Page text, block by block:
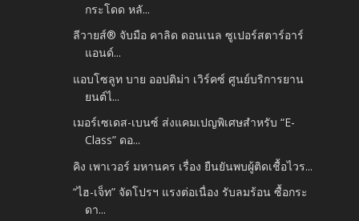
กระโดด หลั...
ลีวายส์® จับมือ คาลิด ดอนเนล ซูเปอร์สตาร์อาร์
แอนด์...
แอบโซลูท บาย ออปติม่า เวิร์คซ์ ศูนย์บริการยาน
ยนต์ไ...
เมอร์เซเดส-เบนซ์ ส่งแคมเปญพิเศษสำหรับ “E-
Class” ดอ...
คิง เพาเวอร์ มหานคร เรื่อง ยืนยันพบผู้ติดเชื้อไวร...
“ไฮ-เจ็ท” จัดโปรฯ แรงต่อเนื่อง รับลมร้อน ซื้อกระ
ดา...